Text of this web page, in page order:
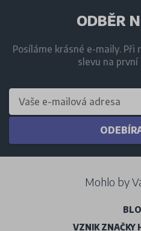
ODBĚR
Posíláme krásné e-maily. Při
slevu na první
Mohlo by
VZNIK ZNAČKY